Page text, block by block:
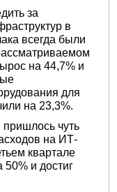
за
в
всегда были
на 44,7% и
для
на 23,3%.
чуть
на ИТ-
квартале
50% и достиг